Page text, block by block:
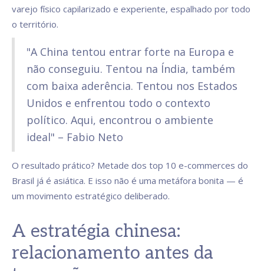
varejo físico capilarizado e experiente, espalhado por todo
o território.
"A China tentou entrar forte na Europa e
não conseguiu. Tentou na Índia, também
com baixa aderência. Tentou nos Estados
Unidos e enfrentou todo o contexto
político. Aqui, encontrou o ambiente
ideal" – Fabio Neto
O resultado prático? Metade dos top 10 e-commerces do
Brasil já é asiática. E isso não é uma metáfora bonita — é
um movimento estratégico deliberado.
A estratégia chinesa:
relacionamento antes da